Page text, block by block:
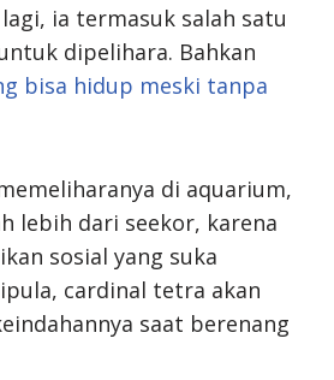
ia termasuk salah satu
dipelihara. Bahkan
bisa hidup meski tanpa
di aquarium,
lebih dari seekor, karena
sosial yang suka
cardinal tetra akan
saat berenang